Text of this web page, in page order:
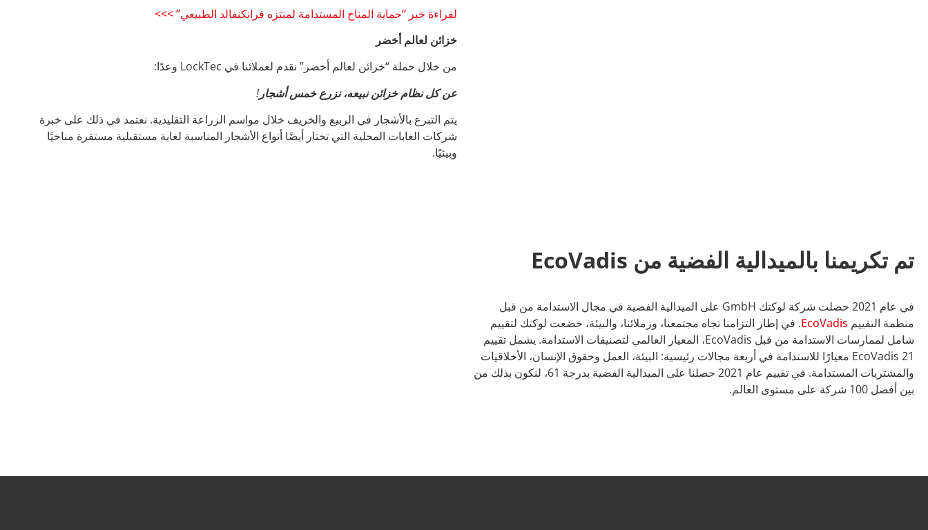
لقراءة خبر “حماية المناخ المستدامة لمنتزه فرانكنفالد الطبيعي” >>>
خزائن لعالم أخضر
من خلال حملة “خزائن لعالم أخضر” نقدم لعملائنا في LockTec وعدًا:
عن كل نظام خزائن نبيعه، نزرع خمس أشجار!
يتم التبرع بالأشجار في الربيع والخريف خلال مواسم الزراعة التقليدية. نعتمد في ذلك على خبرة
شركات الغابات المحلية التي تختار أيضًا أنواع الأشجار المناسبة لغابة مستقبلية مستقرة مناخيًا
وبيئيًا.
تم تكريمنا بالميدالية الفضية من EcoVadis
في عام 2021 حصلت شركة لوكتك GmbH على الميدالية الفضية في مجال الاستدامة من قبل
منظمة التقييم EcoVadis. في إطار التزامنا تجاه مجتمعنا، وزملائنا، والبيئة، خضعت لوكتك لتقييم
شامل لممارسات الاستدامة من قبل EcoVadis، المعيار العالمي لتصنيفات الاستدامة. يشمل تقييم
EcoVadis 21 معيارًا للاستدامة في أربعة مجالات رئيسية: البيئة، العمل وحقوق الإنسان، الأخلاقيات
والمشتريات المستدامة. في تقييم عام 2021 حصلنا على الميدالية الفضية بدرجة 61، لنكون بذلك من
بين أفضل 100 شركة على مستوى العالم.